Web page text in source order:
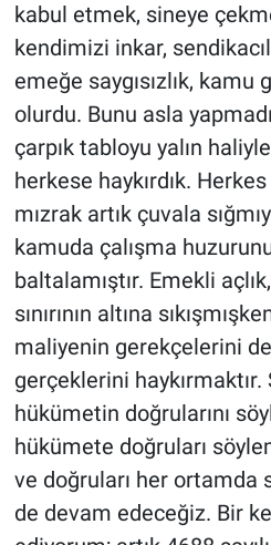
kabul etmek, sineye
kendimizi inkar,
emeğe saygısızlık,
olurdu. Bunu asla
çarpık tabloyu yalın
herkese haykırdık.
mızrak artık çuvala
kamuda çalışma
baltalamıştır. Emekli
sınırının altına
maliyenin gerekçelerini
gerçeklerini haykırmaktır.
hükümetin doğrularını
hükümete doğruları
ve doğruları her ortamda
de devam edeceğiz. Bir